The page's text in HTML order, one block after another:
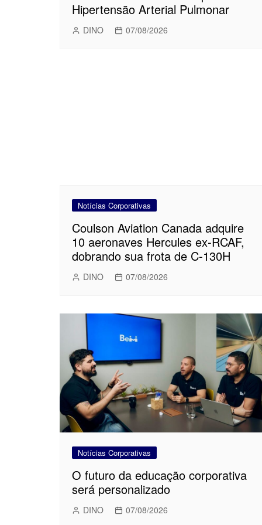
Hipertensão Arterial Pulmonar
DINO 07/08/2026
Notícias Corporativas
Coulson Aviation Canada adquire
10 aeronaves Hercules ex-RCAF,
dobrando sua frota de C-130H
DINO 07/08/2026
Notícias Corporativas
O futuro da educação corporativa
será personalizado
DINO 07/08/2026